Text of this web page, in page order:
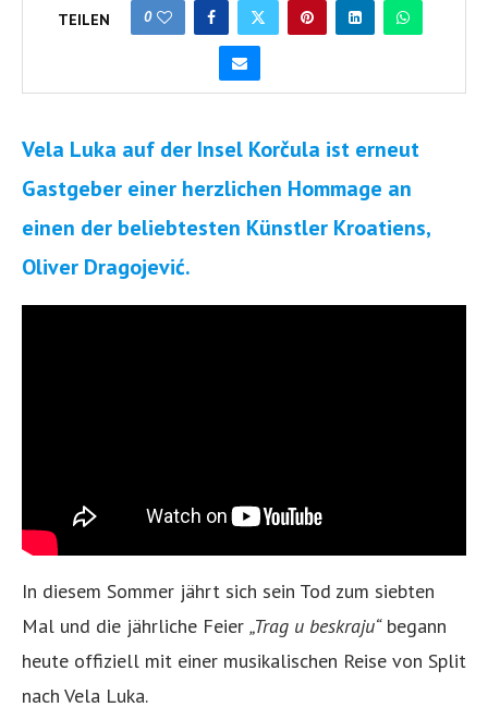
TEILEN 0
Vela Luka auf der Insel Korčula ist erneut
Gastgeber einer herzlichen Hommage an
einen der beliebtesten Künstler Kroatiens,
Oliver Dragojević.
In diesem Sommer jährt sich sein Tod zum siebten
Mal und die jährliche Feier „Trag u beskraju“begann
heute offiziell mit einer musikalischen Reise von Split
nach Vela Luka.